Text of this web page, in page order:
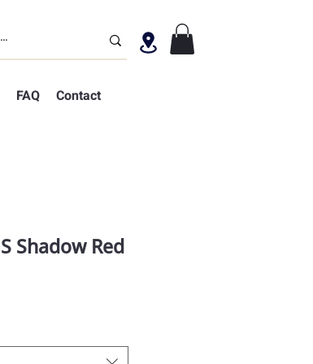
FAQ Contact
Shadow Red